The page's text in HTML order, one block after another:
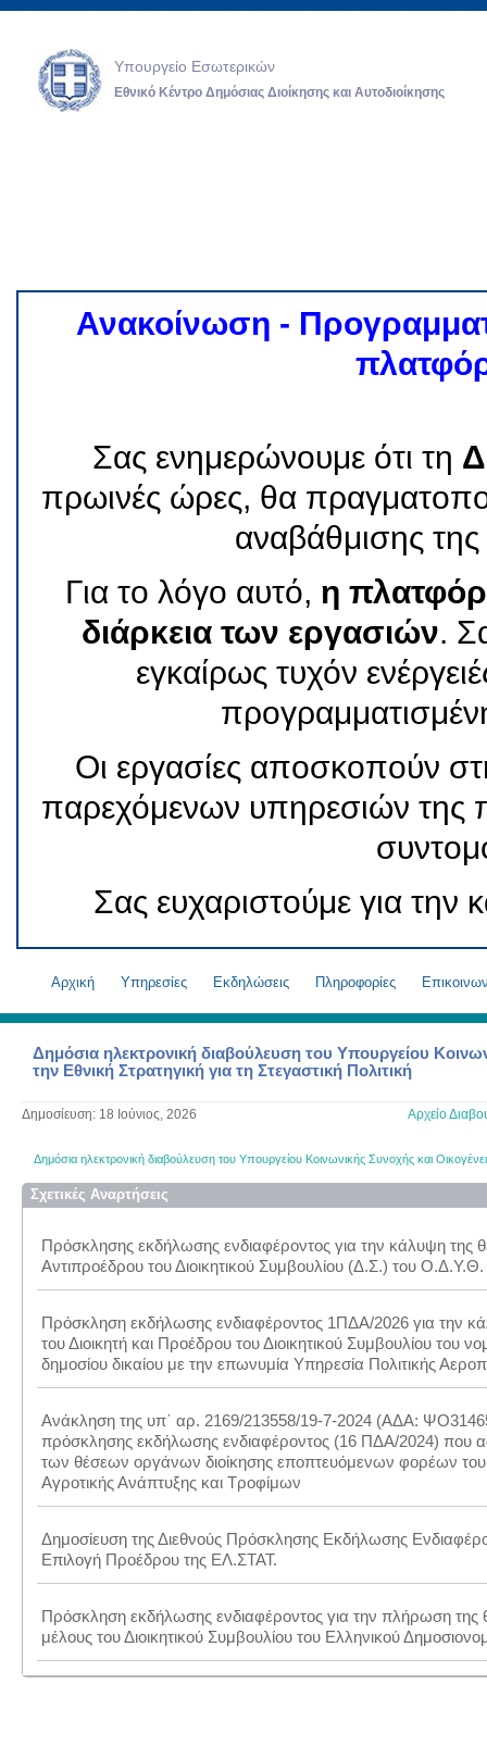
Υπουργείο Εσωτερικών
Εθνικό Κέντρο Δημόσιας Διοίκησης και Αυτοδιοίκησης
Ανακοίνωση -
Σας ενημερώνουμε ότι τη
πρωινές ώρες, θα
αναβάθμισης
Για το λόγο αυτό, η
διάρκεια των εργασιών.
εγκαίρως τυχόν
Οι εργασίες αποσκοπούν
παρεχόμενων υπηρεσιών της
Σας ευχαριστούμε για την
Aρχική Υπηρεσίες Εκδηλώσεις Πληροφορίες
Δημόσια ηλεκτρονική διαβούλευση του Υπουργείου
την Εθνική Στρατηγική για τη Στεγαστική Πολιτική
Δημοσίευση: 18 Ιούνιος, 2026 Αρχείο
Δημόσια ηλεκτρονική διαβούλευση του Υπουργείου Κοινωνικής Συνοχής και
Σχετικές Αναρτήσεις
Πρόσκλησης εκδήλωσης ενδιαφέροντος για την κάλυψη της
Αντιπροέδρου του Διοικητικού Συμβουλίου (Δ.Σ.) του Ο.Δ.Υ.Θ.
Πρόσκληση εκδήλωσης ενδιαφέροντος 1ΠΔΑ/2026 για την
του Διοικητή και Προέδρου του Διοικητικού Συμβουλίου του
δημοσίου δικαίου με την επωνυμία Υπηρεσία Πολιτικής
Ανάκληση της υπ΄ αρ. 2169/213558/19-7-2024 (ΑΔΑ:
πρόσκλησης εκδήλωσης ενδιαφέροντος (16 ΠΔΑ/2024) που
των θέσεων οργάνων διοίκησης εποπτευόμενων φορέων
Αγροτικής Ανάπτυξης και Τροφίμων
Δημοσίευση της Διεθνούς Πρόσκλησης Εκδήλωσης
Επιλογή Προέδρου της ΕΛ.ΣΤΑΤ.
Πρόσκληση εκδήλωσης ενδιαφέροντος για την πλήρωση της
μέλους του Διοικητικού Συμβουλίου του Ελληνικού